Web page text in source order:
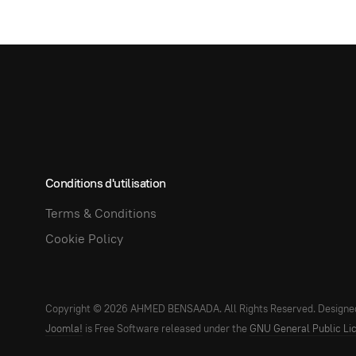
Conditions d'utilisation
Terms & Conditions
Cookie Policy
Copyright © 2026 AHMED BENSAADA. All Rights Reserved.
Joomla! is Free Software released under the GNU General Public